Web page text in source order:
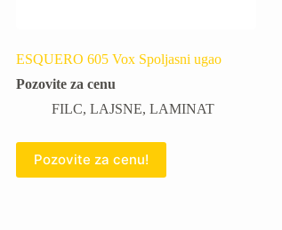
ESQUERO 605 Vox Spoljasni ugao
Pozovite za cenu
FILC, LAJSNE, LAMINAT
Pozovite za cenu!